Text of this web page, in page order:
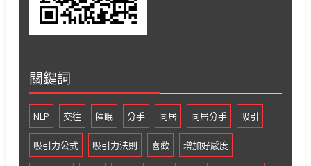
關鍵詞
NLP 交往 催眠 分手 同居 同居分手 吸引
吸引力公式 吸引力法則 喜歡 增加好感度